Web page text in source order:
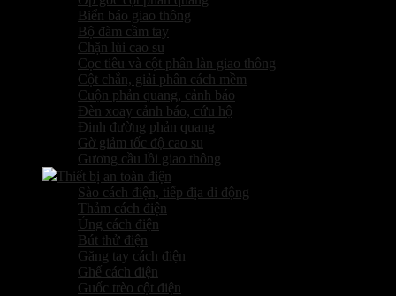
Biển báo giao thông
Bộ đàm cầm tay
Chặn lùi cao su
Cọc tiêu và cột phân làn giao thông
Cột chắn, giải phân cách mềm
Cuộn phản quang, cảnh báo
Đèn xoay cảnh báo, cứu hộ
Đinh đường phản quang
Gờ giảm tốc độ cao su
Gương cầu lồi giao thông
Thiết bị an toàn điện
Sào cách điện, tiếp địa di động
Thảm cách điện
Ủng cách điện
Bút thử điện
Găng tay cách điện
Ghế cách điện
Guốc trèo cột điện